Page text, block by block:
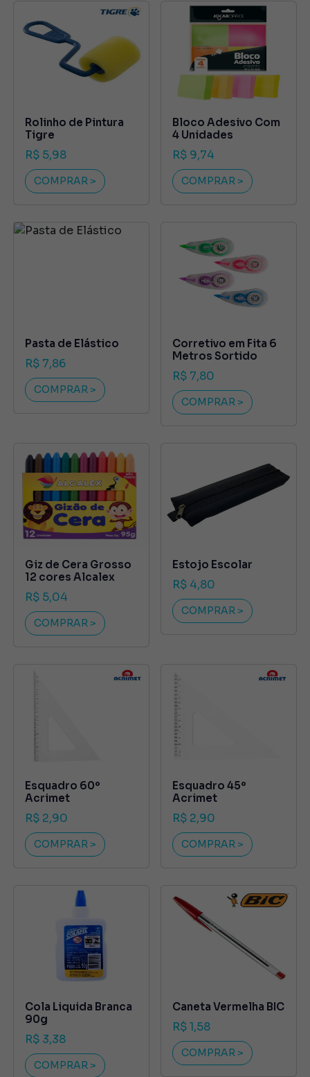
Rolinho de Pintura
Tigre
R$ 5,98
COMPRAR >
Bloco Adesivo Com
4 Unidades
R$ 9,74
COMPRAR >
Pasta de Elástico
R$ 7,86
COMPRAR >
Corretivo em Fita 6
Metros Sortido
R$ 7,80
COMPRAR >
Giz de Cera Grosso
12 cores Alcalex
R$ 5,04
COMPRAR >
Estojo Escolar
R$ 4,80
COMPRAR >
Esquadro 60º
Acrimet
R$ 2,90
COMPRAR >
Esquadro 45º
Acrimet
R$ 2,90
COMPRAR >
Cola Liquida Branca
90g
R$ 3,38
COMPRAR >
Caneta Vermelha BIC
R$ 1,58
COMPRAR >